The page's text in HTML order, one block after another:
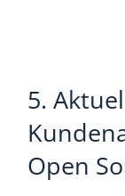
5.
Open